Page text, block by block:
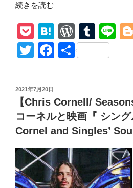
“Lyra
Monologue-
Favorites
vol.157”
続きを読む
P
o
ck
H
at
e
a
W
or
d
e
ss
T
u
m
r
Li
T
tt
er
F
e
b
o
o
k
共
投
日:
2021年7月20日
【Chris Cornell/
コーネルと映画『 シン
Cornel and Singles’